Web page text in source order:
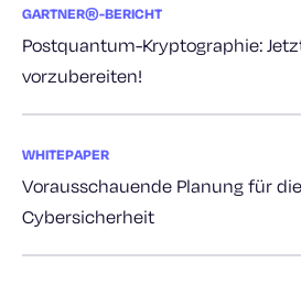
GARTNER®-BERICHT
Postquantum-Kryptographie:
vorzubereiten!
WHITEPAPER
Vorausschauende Planung für
Cybersicherheit